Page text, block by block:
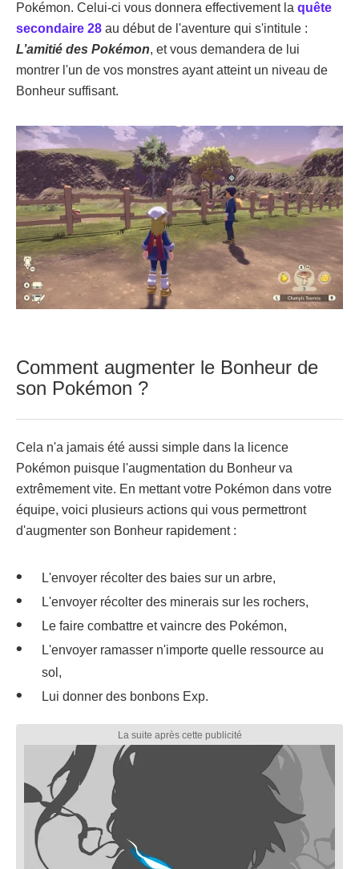
Pokémon. Celui-ci vous donnera effectivement la quête
secondaire 28 au début de l'aventure qui s'intitule :
L’amitié des Pokémon, et vous demandera de lui
montrer l'un de vos monstres ayant atteint un niveau de
Bonheur suffisant.
Comment augmenter le Bonheur de
son Pokémon ?
Cela n'a jamais été aussi simple dans la licence
Pokémon puisque l'augmentation du Bonheur va
extrêmement vite. En mettant votre Pokémon dans votre
équipe, voici plusieurs actions qui vous permettront
d'augmenter son Bonheur rapidement :
L'envoyer récolter des baies sur un arbre,
L'envoyer récolter des minerais sur les rochers,
Le faire combattre et vaincre des Pokémon,
L'envoyer ramasser n'importe quelle ressource au
sol,
Lui donner des bonbons Exp.